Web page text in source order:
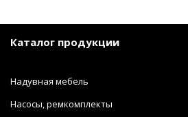
Каталог продукции
Надувная мебель
Насосы, ремкомплекты